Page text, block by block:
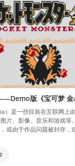
版《宝可梦 金/
）是一些目前在互联网上
片、影像、音乐和游戏等
或由于作品问题被封存，